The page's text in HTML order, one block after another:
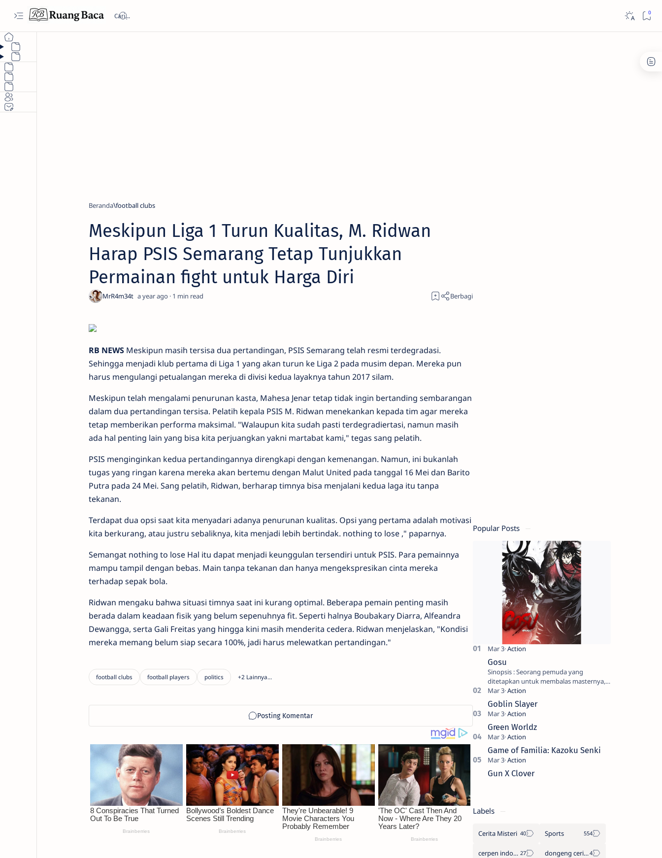
Beranda football clubs
Meskipun Liga 1 Turun Kualitas, M. Ridwan
Harap PSIS Semarang Tetap Tunjukkan
Permainan fight untuk Harga Diri
a year ago 1
RB NEWS Meskipun masih tersisa dua pertandingan, PSIS Semarang telah resmi terdegradasi.
Sehingga menjadi klub pertama di Liga 1 yang akan turun ke Liga 2 pada musim depan. Mereka pun
harus mengulangi petualangan mereka di divisi kedua layaknya tahun 2017 silam.
Meskipun telah mengalami penurunan kasta, Mahesa Jenar tetap tidak ingin bertanding sembarangan
dalam dua pertandingan tersisa. Pelatih kepala PSIS M. Ridwan menekankan kepada tim agar mereka
tetap memberikan performa maksimal. "Walaupun kita sudah pasti terdegradiertasi, namun masih
ada hal penting lain yang bisa kita perjuangkan yakni martabat kami," tegas sang pelatih.
PSIS menginginkan kedua pertandingannya direngkapi dengan kemenangan. Namun, ini bukanlah
tugas yang ringan karena mereka akan bertemu dengan Malut United pada tanggal 16 Mei dan Barito
Putra pada 24 Mei. Sang pelatih, Ridwan, berharap timnya bisa menjalani kedua laga itu tanpa
tekanan.
Terdapat dua opsi saat kita menyadari adanya penurunan kualitas. Opsi yang pertama adalah motivasi
kita berkurang, atau justru sebaliknya, kita menjadi lebih bertindak. nothing to lose ," paparnya.
Semangat nothing to lose Hal itu dapat menjadi keunggulan tersendiri untuk PSIS. Para pemainnya
mampu tampil dengan bebas. Main tanpa tekanan dan hanya mengekspresikan cinta mereka
terhadap sepak bola.
Ridwan mengaku bahwa situasi timnya saat ini kurang optimal. Beberapa pemain penting masih
berada dalam keadaan fisik yang belum sepenuhnya fit. Seperti halnya Boubakary Diarra, Alfeandra
Dewangga, serta Gali Freitas yang hingga kini masih menderita cedera. Ridwan menjelaskan, "Kondisi
mereka memang belum siap secara 100%, jadi harus melewatkan pertandingan."
Popular Posts
Gosu
Sinopsis : Seorang pemuda yang
ditetapkan untuk membalas masternya,
seorang seniman bela diri kuat sekali
yang dikhianati oleh anak buahn…
Goblin Slayer
Green Worldz
Game of Familia: Kazoku Senki
Gun X Clover
Labels
Cerita Misteri Sports
cerpen indonesia dongeng cerita legenda